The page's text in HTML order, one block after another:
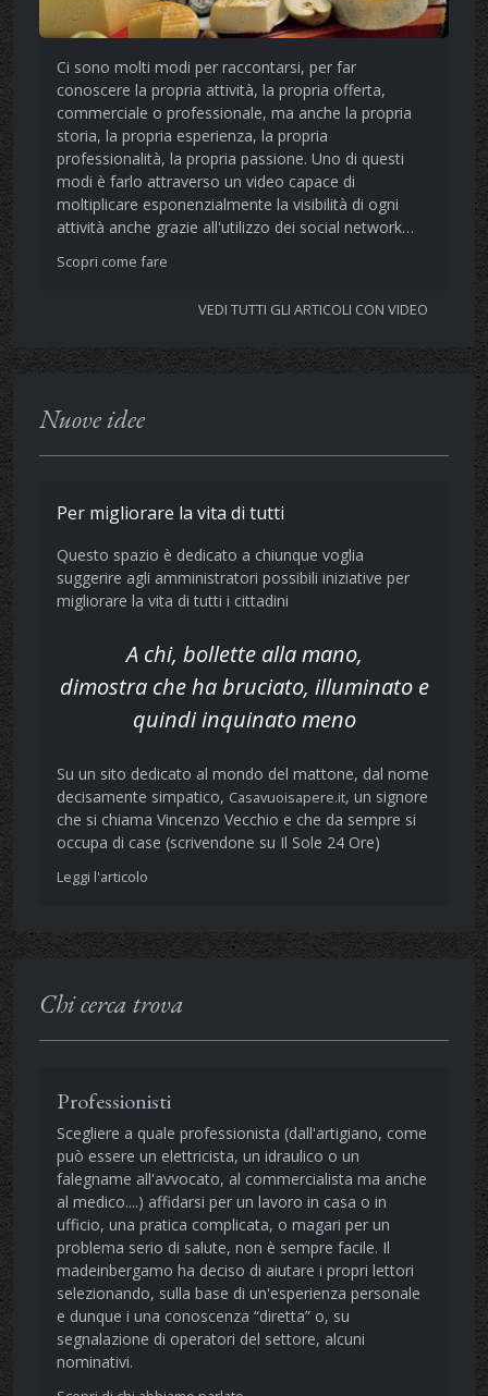
Ci sono molti modi per raccontarsi, per far
conoscere la propria attività, la propria offerta,
commerciale o professionale, ma anche la propria
storia, la propria esperienza, la propria
professionalità, la propria passione. Uno di questi
modi è farlo attraverso un video capace di
moltiplicare esponenzialmente la visibilità di ogni
attività anche grazie all'utilizzo dei social network…
Scopri come fare
VEDI TUTTI GLI ARTICOLI CON VIDEO
Nuove idee
Per migliorare la vita di tutti
Questo spazio è dedicato a chiunque voglia
suggerire agli amministratori possibili iniziative per
migliorare la vita di tutti i cittadini
A chi, bollette alla mano,
dimostra che ha bruciato, illuminato e
quindi inquinato meno
Su un sito dedicato al mondo del mattone, dal nome
decisamente simpatico, Casavuoisapere.it, un signore
che si chiama Vincenzo Vecchio e che da sempre si
occupa di case (scrivendone su Il Sole 24 Ore)
Leggi l'articolo
Chi cerca trova
Professionisti
Scegliere a quale professionista (dall'artigiano, come
può essere un elettricista, un idraulico o un
falegname all'avvocato, al commercialista ma anche
al medico....) affidarsi per un lavoro in casa o in
ufficio, una pratica complicata, o magari per un
problema serio di salute, non è sempre facile. Il
madeinbergamo ha deciso di aiutare i propri lettori
selezionando, sulla base di un'esperienza personale
e dunque i una conoscenza “diretta” o, su
segnalazione di operatori del settore, alcuni
nominativi.